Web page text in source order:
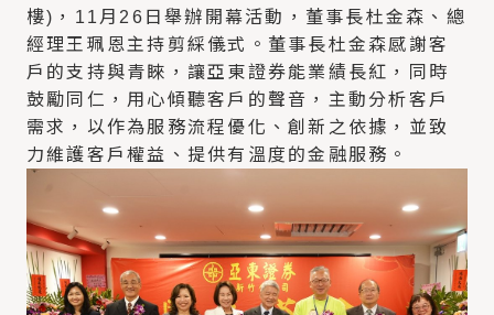
樓)，11月26日舉辦開幕活動，董事長杜金森、總
經理王珮恩主持剪綵儀式。董事長杜金森感謝客
戶的支持與青睞，讓亞東證券能業績長紅，同時
鼓勵同仁，用心傾聽客戶的聲音，主動分析客戶
需求，以作為服務流程優化、創新之依據，並致
力維護客戶權益、提供有溫度的金融服務。